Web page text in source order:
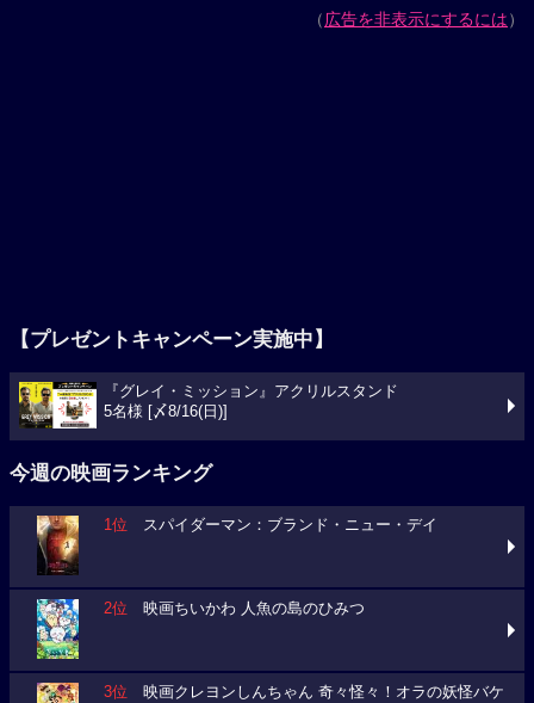
（広告を非表示にするには）
【プレゼントキャンペーン実施中】
『グレイ・ミッション』アクリルスタンド
5名様 [〆8/16(日)]
今週の映画ランキング
1位 スパイダーマン：ブランド・ニュー・デイ
2位 映画ちいかわ 人魚の島のひみつ
3位 映画クレヨンしんちゃん 奇々怪々！オラの妖怪バケ